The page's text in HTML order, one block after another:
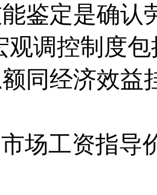
鉴定是确认
观调控制
额同经济效
市场工资指